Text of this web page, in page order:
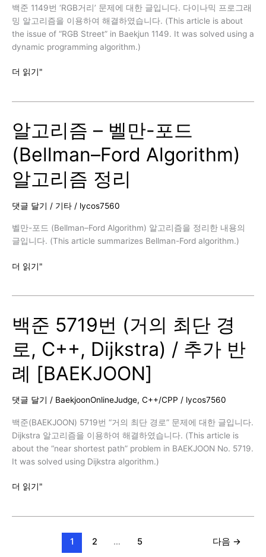
5,
C++)
[BAEKJOON]
백준 1149번 ‘RGB거리’ 문제에 대한 글입니다. 다이나믹 프로그래
밍 알고리즘을 이용하여 해결하였습니다. (This article is about
the issue of “RGB Street” in Baekjun 1149. It was solved using a
dynamic programming algorithm.)
백
(RGB
거
리,
C++)
[BAEKJOON]
더 읽기"
알고리즘 – 벨만-포드
(Bellman–Ford Algorithm)
알고리즘 정리
댓글 달기 / 기타 / lycos7560
벨만-포드 (Bellman–Ford Algorithm) 알고리즘을 정리한 내용의
글입니다. (This article summarizes Bellman-Ford algorithm.)
알
–
벨
만-
포
드
(Bellman–
Ford
알
고
리
즘
리
더 읽기"
백준 5719번 (거의 최단 경
로, C++, Dijkstra) / 추가 반
례 [BAEKJOON]
댓글 달기 / BaekjoonOnlineJudge, C++/CPP / lycos7560
백준(BAEKJOON) 5719번 “거의 최단 경로” 문제에 대한 글입니다.
Dijkstra 알고리즘을 이용하여 해결하였습니다. (This article is
about the “near shortest path” problem in BAEKJOON No. 5719.
It was solved using Dijkstra algorithm.)
백
더 읽기"
1 2 … 5 다음 →